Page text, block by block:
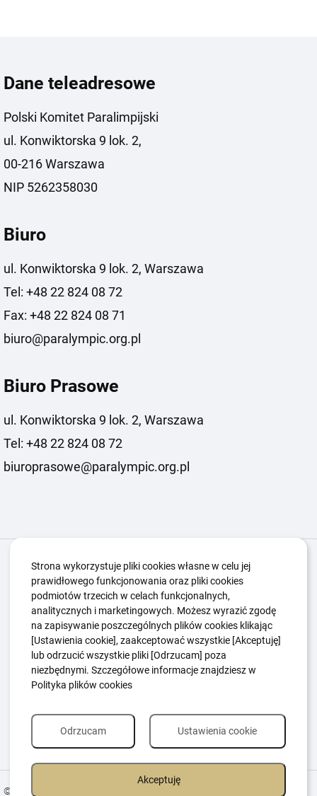
Dane teleadresowe
Polski Komitet Paralimpijski
ul. Konwiktorska 9 lok. 2,
00-216 Warszawa
NIP 5262358030
Biuro
ul. Konwiktorska 9 lok. 2, Warszawa
Tel: +48 22 824 08 72
Fax: +48 22 824 08 71
biuro@paralympic.org.pl
Biuro Prasowe
ul. Konwiktorska 9 lok. 2, Warszawa
Tel: +48 22 824 08 72
biuroprasowe@paralympic.org.pl
Igrzyska Paralimpijskie O nas
Kwalifikacje ZSK
Kluby Aktualności
Edukacja
Guttmanny Kontakt
Polityka Ochrony Dzieci
Sygnaliści
Polityka plików cookie
© 2026 All Rights Reserved.
Strona wykorzystuje pliki cookies własne w celu jej
prawidłowego funkcjonowania oraz pliki cookies
podmiotów trzecich w celach funkcjonalnych,
analitycznych i marketingowych. Możesz wyrazić zgodę
na zapisywanie poszczególnych plików cookies klikając
[Ustawienia cookie], zaakceptować wszystkie [Akceptuję]
lub odrzucić wszystkie pliki [Odrzucam] poza
niezbędnymi. Szczegółowe informacje znajdziesz w
Polityka plików cookies
Akceptuję
Ustawienia cookie
Odrzucam